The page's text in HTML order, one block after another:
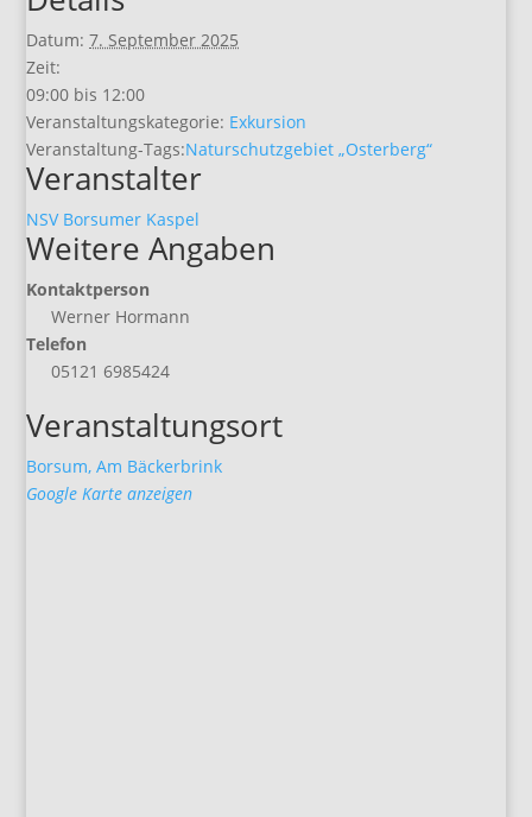
Datum: 7. September 2025
Zeit:
09:00 bis 12:00
Veranstaltungskategorie: Exkursion
Veranstaltung-Tags:Naturschutzgebiet „Osterberg“
Veranstalter
NSV Borsumer Kaspel
Weitere Angaben
Kontaktperson
Werner Hormann
Telefon
05121 6985424
Veranstaltungsort
Borsum, Am Bäckerbrink
Google Karte anzeigen